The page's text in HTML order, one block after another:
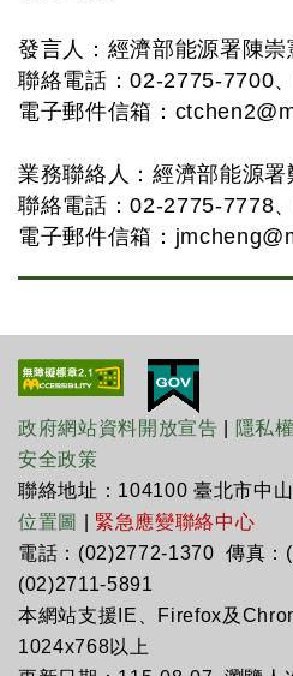
發言人：經濟部能源署陳崇
聯絡電話：02-2775-7700
電子郵件信箱：
業務聯絡人：經濟部能源
聯絡電話：02-2775-7778
電子郵件信箱：
政府網站資料開放宣告 隱私
安全政策
聯絡地址：104100 臺北市中
位置圖
緊急應變聯絡中心
電話：(02)2772-1370 傳真：
(02)2711-5891
本網站支援IE、Firefox及
1024x768以上